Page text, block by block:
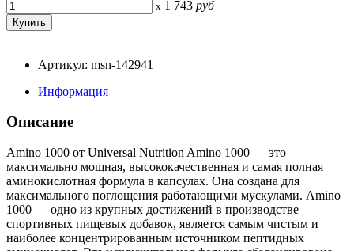
x 1 743 руб
Артикул: msn-142941
Информация
Описание
Amino 1000 от Universal Nutrition Amino 1000 — это
максимально мощная, высококачественная и самая полная
аминокислотная формула в капсулах. Она создана для
максимального поглощения работающими мускулами. Amino
1000 — одно из крупных достижений в производстве
спортивных пищевых добавок, является самым чистым и
наиболее концентрированным источником пептидных